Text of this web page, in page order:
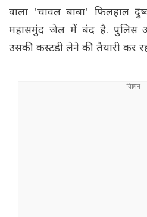
वाला 'चावल बाबा' फिलहाल
महासमुंद जेल में बंद है. पुलिस
उसकी कस्टडी लेने की तैयारी कर